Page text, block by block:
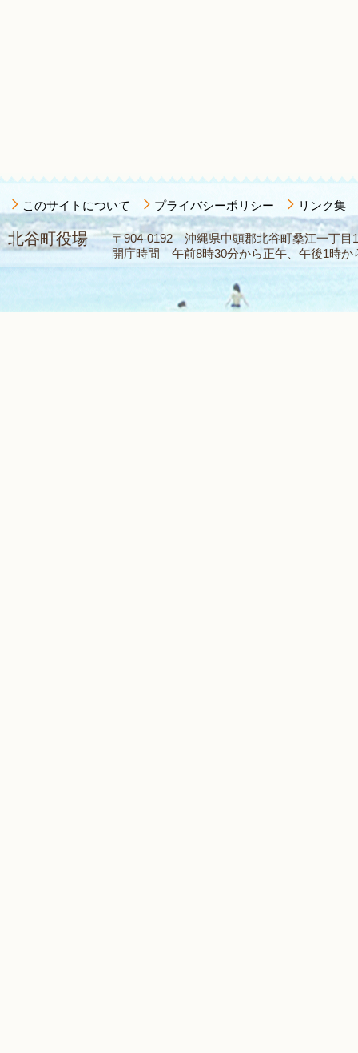
このサイトについて プライバシーポリシー リンク集
北谷町役場
〒904-0192 沖縄県中頭郡北谷町桑江一丁
開庁時間 午前8時30分から正午、午後1時か